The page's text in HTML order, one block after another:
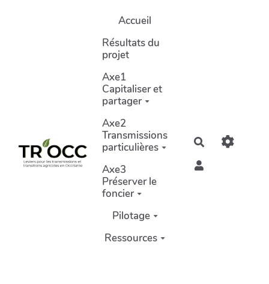
Aller au contenu principalAccueil
Résultats du
projet
Axe1
Capitaliser et
partager
Axe2
Transmissions
particulières
Axe3
Préserver le
foncier
Pilotage
Ressources
Rechercher